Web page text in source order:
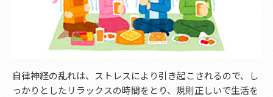
自律神経の乱れは、ストレスにより引き起こされるので、し
っかりとしたリラックスの時間をとり、規則正しいで生活を